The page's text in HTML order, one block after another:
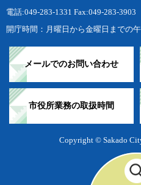
電話:049-283-1331 Fax:049-283-3903
開庁時間：月曜日から金曜日までの
メールでのお問い合わせ
市役所業務の取扱時間
Copyright © Sakado